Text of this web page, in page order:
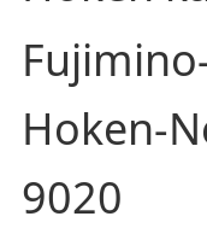
Hoken-
9020